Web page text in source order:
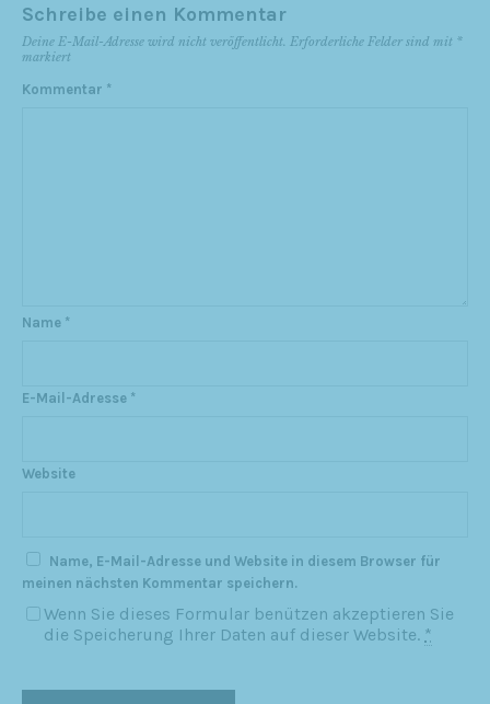
Schreibe einen Kommentar
Deine E-Mail-Adresse wird nicht veröffentlicht. Erforderliche Felder sind mit *
markiert
Kommentar *
Name *
E-Mail-Adresse *
Website
Name, E-Mail-Adresse und Website in diesem Browser für
meinen nächsten Kommentar speichern.
Wenn Sie dieses Formular benützen akzeptieren Sie
die Speicherung Ihrer Daten auf dieser Website. *